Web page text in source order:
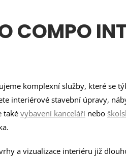
COMPO
komplexní služby, které se
interiérové stavební úpravy,
také vybavení kanceláří nebo
a vizualizace interiéru již